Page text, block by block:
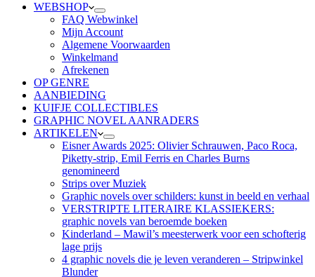
WEBSHOP
FAQ Webwinkel
Mijn Account
Algemene Voorwaarden
Winkelmand
Afrekenen
OP GENRE
AANBIEDING
KUIFJE COLLECTIBLES
GRAPHIC NOVEL AANRADERS
ARTIKELEN
Eisner Awards 2025: Olivier Schrauwen, Paco Roca,
Piketty-strip, Emil Ferris en Charles Burns
genomineerd
Strips over Muziek
Graphic novels over schilders: kunst in beeld en verhaal
VERSTRIPTE LITERAIRE KLASSIEKERS:
graphic novels van beroemde boeken
Kinderland – Mawil’s meesterwerk voor een schofterig
lage prijs
4 graphic novels die je leven veranderen – Stripwinkel
Blunder